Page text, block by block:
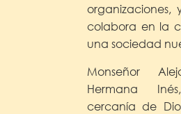
organizaciones,
colabora en la
una sociedad
Monseñor
Hermana
cercanía de